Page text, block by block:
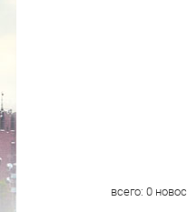
всего: 0